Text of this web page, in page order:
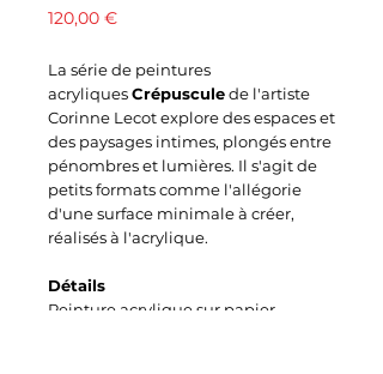
120,00 €Prix
La série de peintures
acryliquesCrépusculede l'artiste
Corinne Lecot explore des espaces et
des paysages intimes, plongés entre
pénombres et lumières. Il s'agit de
petits formats comme l'allégorie
d'une surface minimale à créer,
réalisés à l'acrylique.
Détails
Peinture acrylique sur papier